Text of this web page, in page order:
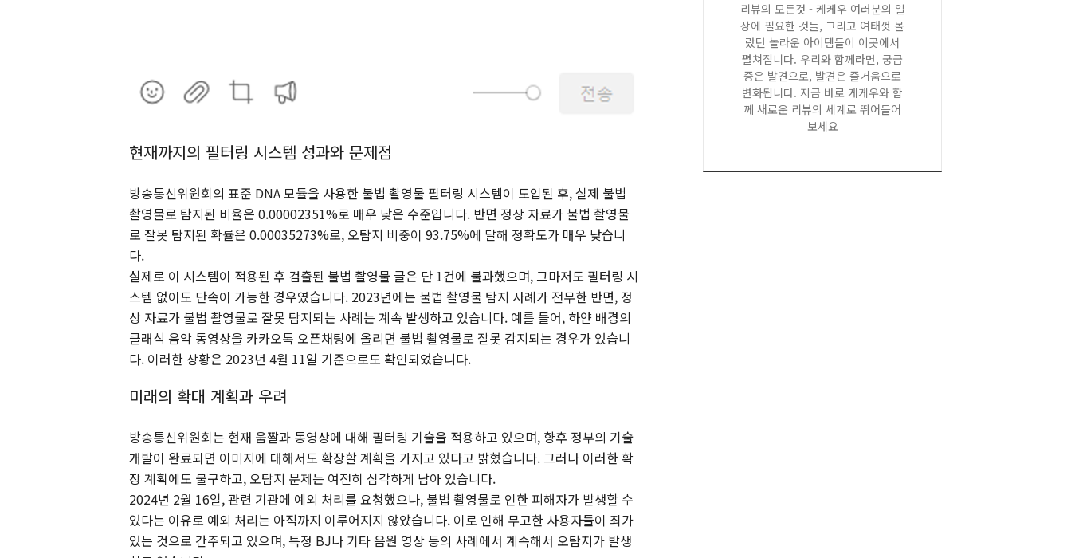
현재까지의 필터링 시스템 성과와 문제점
방송통신위원회의 표준 DNA 모듈을 사용한 불법 촬영물 필터링 시스템이 도입된 후, 실제 불법
촬영물로 탐지된 비율은 0.00002351%로 매우 낮은 수준입니다. 반면 정상 자료가 불법 촬영물
로 잘못 탐지된 확률은 0.00035273%로, 오탐지 비중이 93.75%에 달해 정확도가 매우 낮습니
다.
실제로 이 시스템이 적용된 후 검출된 불법 촬영물 글은 단 1건에 불과했으며, 그마저도 필터링 시
스템 없이도 단속이 가능한 경우였습니다. 2023년에는 불법 촬영물 탐지 사례가 전무한 반면, 정
상 자료가 불법 촬영물로 잘못 탐지되는 사례는 계속 발생하고 있습니다. 예를 들어, 하얀 배경의
클래식 음악 동영상을 카카오톡 오픈채팅에 올리면 불법 촬영물로 잘못 감지되는 경우가 있습니
다. 이러한 상황은 2023년 4월 11일 기준으로도 확인되었습니다.
미래의 확대 계획과 우려
방송통신위원회는 현재 움짤과 동영상에 대해 필터링 기술을 적용하고 있으며, 향후 정부의 기술
개발이 완료되면 이미지에 대해서도 확장할 계획을 가지고 있다고 밝혔습니다. 그러나 이러한 확
장 계획에도 불구하고, 오탐지 문제는 여전히 심각하게 남아 있습니다.
2024년 2월 16일, 관련 기관에 예외 처리를 요청했으나, 불법 촬영물로 인한 피해자가 발생할 수
있다는 이유로 예외 처리는 아직까지 이루어지지 않았습니다. 이로 인해 무고한 사용자들이 죄가
있는 것으로 간주되고 있으며, 특정 BJ나 기타 음원 영상 등의 사례에서 계속해서 오탐지가 발생
리뷰의 모든것 - 케케우 여러분의 일
상에 필요한 것들, 그리고 여태껏 몰
랐던 놀라운 아이템들이 이곳에서
펼쳐집니다. 우리와 함께라면, 궁금
증은 발견으로, 발견은 즐거움으로
변화됩니다. 지금 바로 케케우와 함
께 새로운 리뷰의 세계로 뛰어들어
보세요